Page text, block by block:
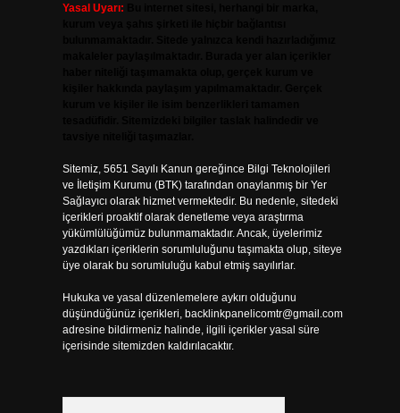
Yasal Uyarı:
Sitemiz, 5651 Sayılı Kanun gereğince Bilgi Teknolojileri
ve İletişim Kurumu (BTK) tarafından onaylanmış bir Yer
Sağlayıcı olarak hizmet vermektedir. Bu nedenle, sitedeki
içerikleri proaktif olarak denetleme veya araştırma
yükümlülüğümüz bulunmamaktadır. Ancak, üyelerimiz
yazdıkları içeriklerin sorumluluğunu taşımakta olup, siteye
üye olarak bu sorumluluğu kabul etmiş sayılırlar.
Hukuka ve yasal düzenlemelere aykırı olduğunu
düşündüğünüz içerikleri, backlinkpanelicomtr@gmail.com
adresine bildirmeniz halinde, ilgili içerikler yasal süre
içerisinde sitemizden kaldırılacaktır.